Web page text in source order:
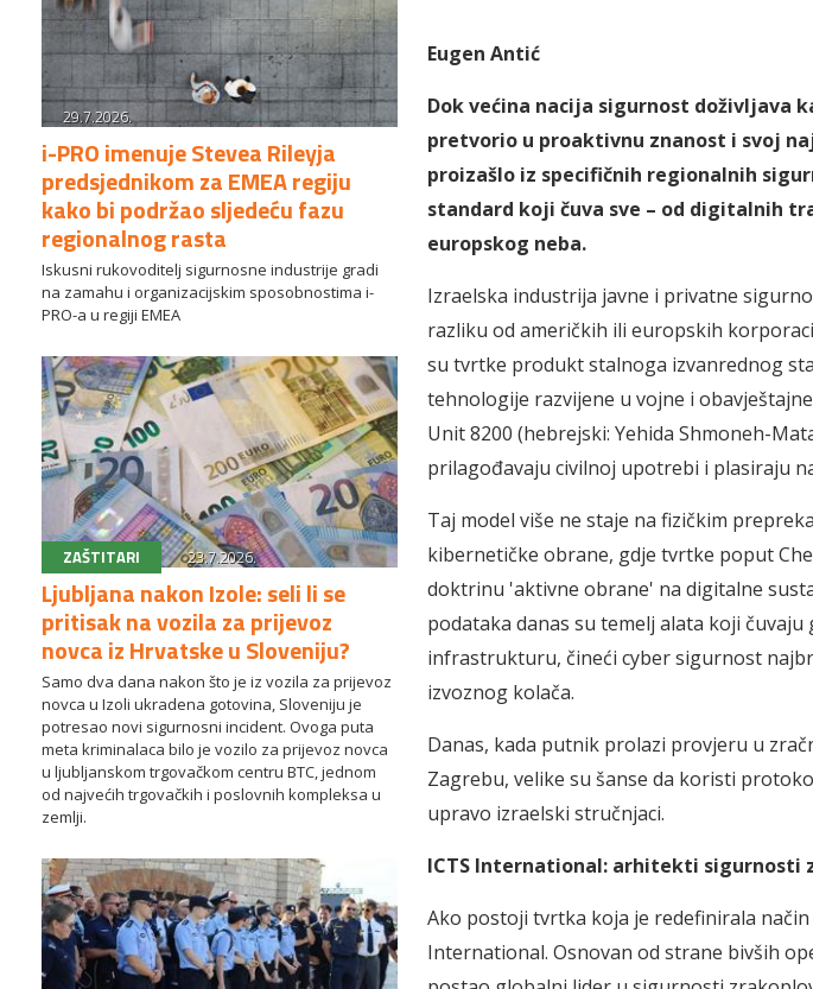
29.7.2026.
i-PRO imenuje Stevea Rileyja
predsjednikom za EMEA regiju
kako bi podržao sljedeću fazu
regionalnog rasta
Iskusni rukovoditelj sigurnosne industrije gradi
na zamahu i organizacijskim sposobnostima i-
PRO-a u regiji EMEA
ZAŠTITARI 23.7.2026.
Ljubljana nakon Izole: seli li se
pritisak na vozila za prijevoz
novca iz Hrvatske u Sloveniju?
Samo dva dana nakon što je iz vozila za prijevoz
novca u Izoli ukradena gotovina, Sloveniju je
potresao novi sigurnosni incident. Ovoga puta
meta kriminalaca bilo je vozilo za prijevoz novca
u ljubljanskom trgovačkom centru BTC, jednom
od najvećih trgovačkih i poslovnih kompleksa u
zemlji.
Eugen Antić
Dok većina nacija sigurnost doživljava
pretvorio u proaktivnu znanost i svoj
proizašlo iz specifičnih regionalnih
standard koji čuva sve – od digitalnih
europskog neba.
Izraelska industrija javne i privatne
razliku od američkih ili europskih
su tvrtke produkt stalnoga izvanrednog
tehnologije razvijene u vojne i
Unit 8200 (hebrejski: Yehida Shmoneh-
prilagođavaju civilnoj upotrebi i plasiraju
Taj model više ne staje na fizičkim
kibernetičke obrane, gdje tvrtke poput
doktrinu 'aktivne obrane' na digitalne
podataka danas su temelj alata koji
infrastrukturu, čineći cyber sigurnost
izvoznog kolača.
Danas, kada putnik prolazi provjeru u
Zagrebu, velike su šanse da koristi
upravo izraelski stručnjaci.
ICTS International: arhitekti sigurnosti
Ako postoji tvrtka koja je redefinirala
International. Osnovan od strane bivših